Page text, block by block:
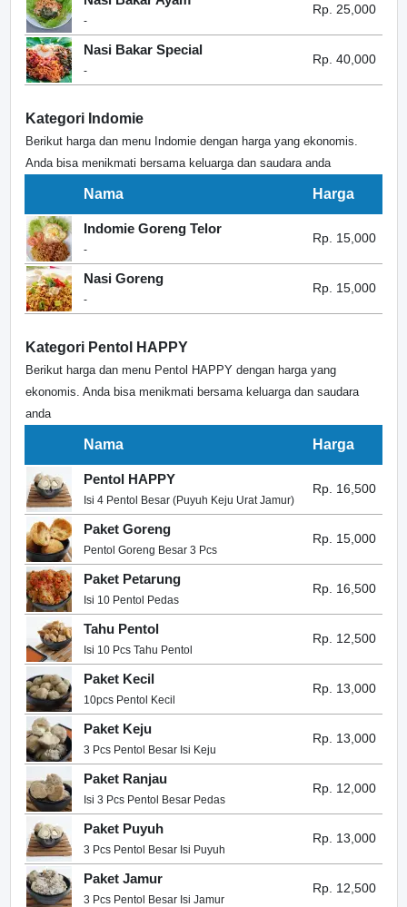
-
Rp. 25,000
Nasi Bakar Special
-
Rp. 40,000
Kategori Indomie
Berikut harga dan menu Indomie dengan harga yang ekonomis.
Anda bisa menikmati bersama keluarga dan saudara anda
Nama Harga
Indomie Goreng Telor
-
Rp. 15,000
Nasi Goreng
-
Rp. 15,000
Kategori Pentol HAPPY
Berikut harga dan menu Pentol HAPPY dengan harga yang
ekonomis. Anda bisa menikmati bersama keluarga dan saudara
anda
Nama Harga
Pentol HAPPY
Isi 4 Pentol Besar (Puyuh Keju Urat Jamur)
Rp. 16,500
Paket Goreng
Pentol Goreng Besar 3 Pcs
Rp. 15,000
Paket Petarung
Isi 10 Pentol Pedas
Rp. 16,500
Tahu Pentol
Isi 10 Pcs Tahu Pentol
Rp. 12,500
Paket Kecil
10pcs Pentol Kecil
Rp. 13,000
Paket Keju
3 Pcs Pentol Besar Isi Keju
Rp. 13,000
Paket Ranjau
Isi 3 Pcs Pentol Besar Pedas
Rp. 12,000
Paket Puyuh
3 Pcs Pentol Besar Isi Puyuh
Rp. 13,000
Paket Jamur
3 Pcs Pentol Besar Isi Jamur
Rp. 12,500